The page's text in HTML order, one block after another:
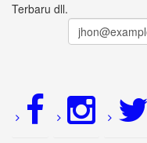
Terbaru dll.